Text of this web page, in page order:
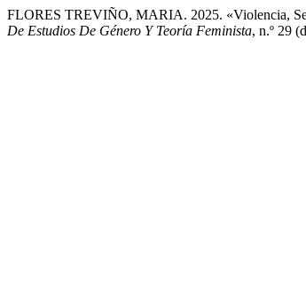
FLORES TREVIÑO, MARIA. 2025. «Violencia,
De Estudios De Género Y Teoría Feminista, n.º 29